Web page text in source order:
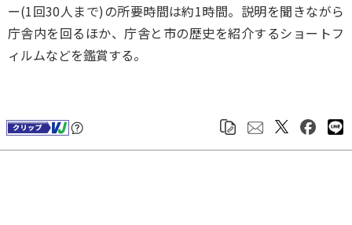
ー(1回30人まで)の所要時間は約1時間。説明を聞きながら
庁舎内を回るほか、庁舎と市の歴史を紹介するショートフ
ィルムなどを鑑賞する。